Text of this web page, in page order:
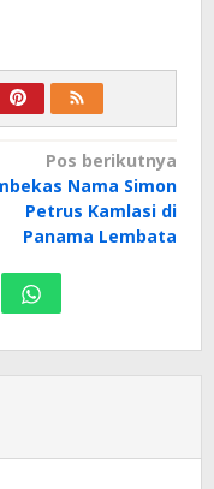
Pos berikutnya
Nama Simon
Petrus Kamlasi di
Panama Lembata